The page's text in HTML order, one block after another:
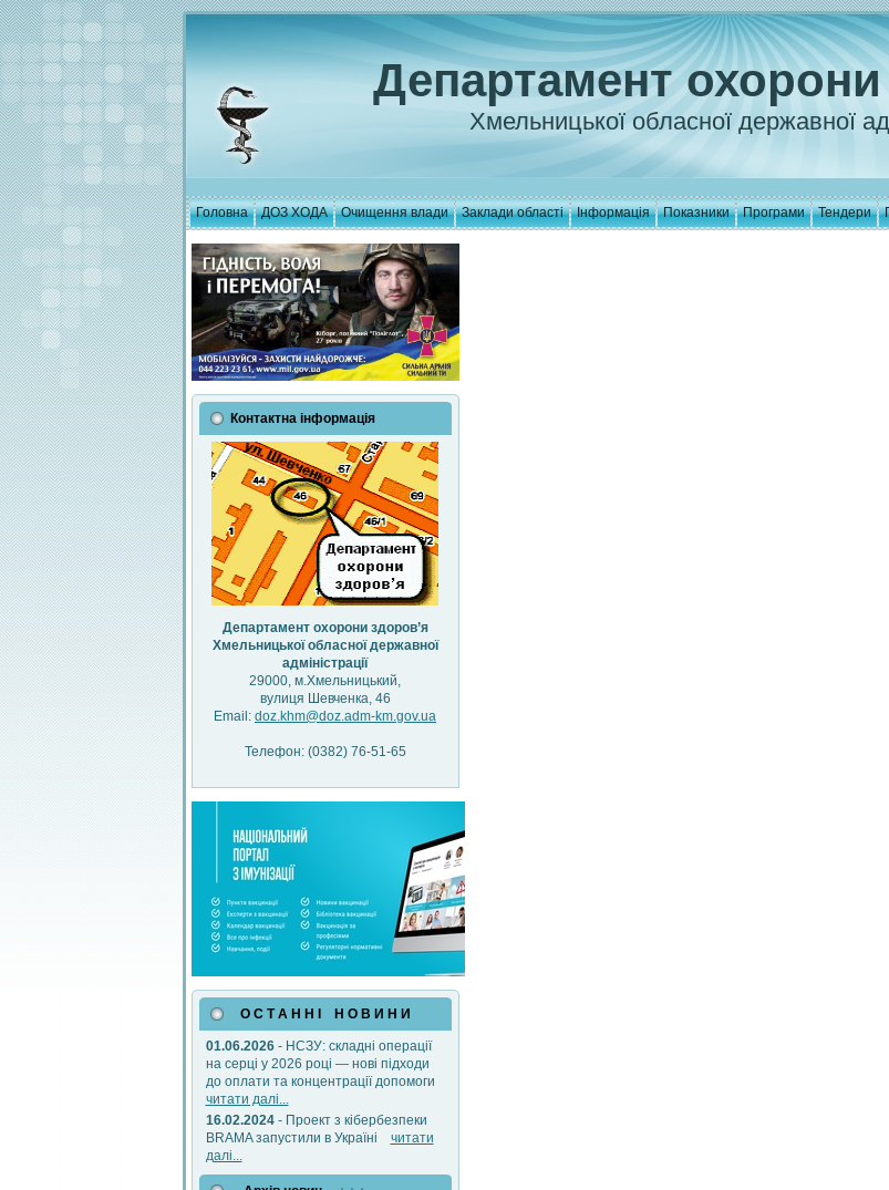
Департамент охорони
Хмельницької обласної державної
Головна ДОЗ ХОДА Очищення влади Заклади області Інформація Показники Програми Тендери
Контактна інформація
Департамент охорони здоров’я
Хмельницької обласної державної
адміністрації
29000, м.Хмельницький,
вулиця Шевченка, 46
Email: doz.khm@doz.adm-km.gov.ua
Телефон: (0382) 76-51-65
О С Т А Н Н І Н О В И Н И
01.06.2026- НСЗУ: складні операції
на серці у 2026 році — нові підходи
до оплати та концентрації допомоги
читати далі...
16.02.2024- Проект з кібербезпеки
BRAMA запустили в Україні читати
далі...